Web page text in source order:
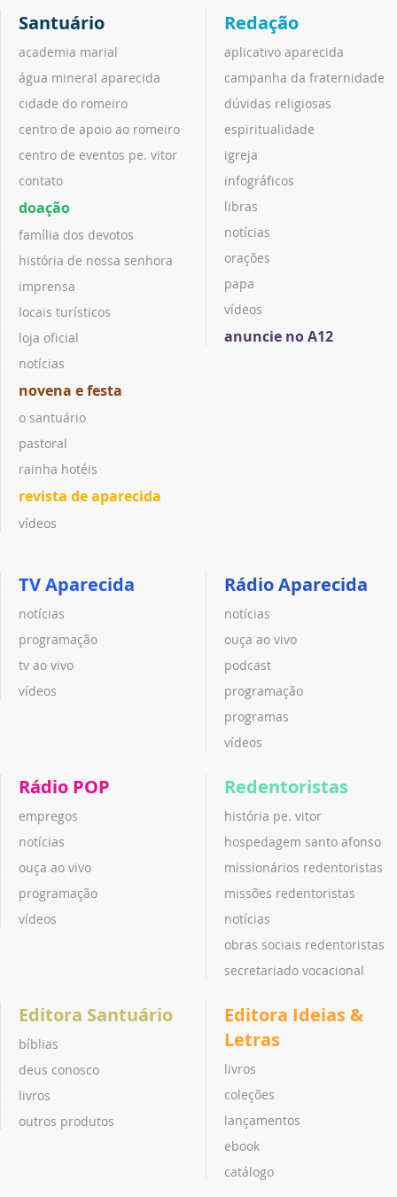
Santuário
academia marial
água mineral aparecida
cidade do romeiro
centro de apoio ao romeiro
centro de eventos pe. vitor
contato
doação
família dos devotos
história de nossa senhora
imprensa
locais turísticos
loja oficial
notícias
novena e festa
o santuário
pastoral
rainha hotéis
revista de aparecida
vídeos
Redação
aplicativo aparecida
campanha da fraternidade
dúvidas religiosas
espiritualidade
igreja
infográficos
libras
notícias
orações
papa
vídeos
anuncie no A12
TV Aparecida
notícias
programação
tv ao vivo
vídeos
Rádio Aparecida
notícias
ouça ao vivo
podcast
programação
programas
vídeos
Rádio POP
empregos
notícias
ouça ao vivo
programação
vídeos
Redentoristas
história pe. vitor
hospedagem santo afonso
missionários redentoristas
missões redentoristas
notícias
obras sociais redentoristas
secretariado vocacional
Editora Santuário
bíblias
deus conosco
livros
outros produtos
Editora Ideias &
Letras
livros
coleções
lançamentos
ebook
catálogo